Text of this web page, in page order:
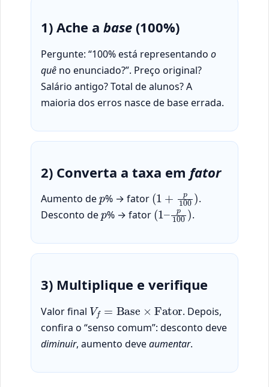
1) Ache a base (100%)
Pergunte: “100% está representando o
quê no enunciado?”. Preço original?
Salário antigo? Total de alunos? A
maioria dos erros nasce de base errada.
2) Converta a taxa em fator
Aumento de % → fator
(1 100)
.
Desconto de
p
% → fator
(1 –
p100)
.
3) Multiplique e verifique
Valor final
. Depois,
confira o “senso comum”: desconto deve
diminuir, aumento deveaumentar.